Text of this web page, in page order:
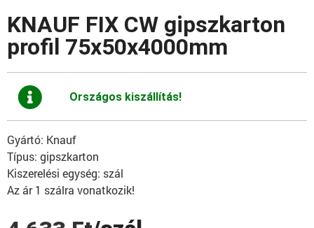
KNAUF FIX CW gipszkarton
profil 75x50x4000mm
Országos kiszállítás!
Gyártó: Knauf
Típus: gipszkarton
Kiszerelési egység: szál
Az ár 1 szálra vonatkozik!